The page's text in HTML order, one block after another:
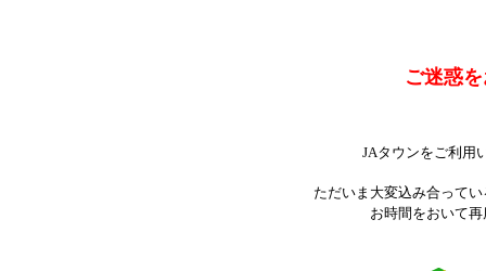
ご迷惑
JAタウンをご利用
ただいま大変込み合って
お時間をおいて